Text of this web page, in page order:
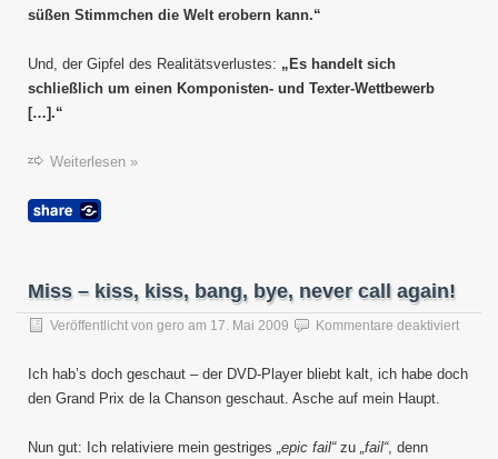
süßen Stimmchen die Welt erobern kann.“
Und, der Gipfel des Realitätsverlustes: „Es handelt sich
schließlich um einen Komponisten- und Texter-Wettbewerb
[…].“
Weiterlesen »
Miss – kiss, kiss, bang, bye, never call again!
Veröffentlicht von gero am 17. Mai 2009 Kommentare deaktiviertfür
–
Ich hab’s doch geschaut – der DVD-Player bliebt kalt, ich habe doch
den Grand Prix de la Chanson geschaut. Asche auf mein Haupt.
Nun gut: Ich relativiere mein gestriges „epic fail“zu „fail“, denn